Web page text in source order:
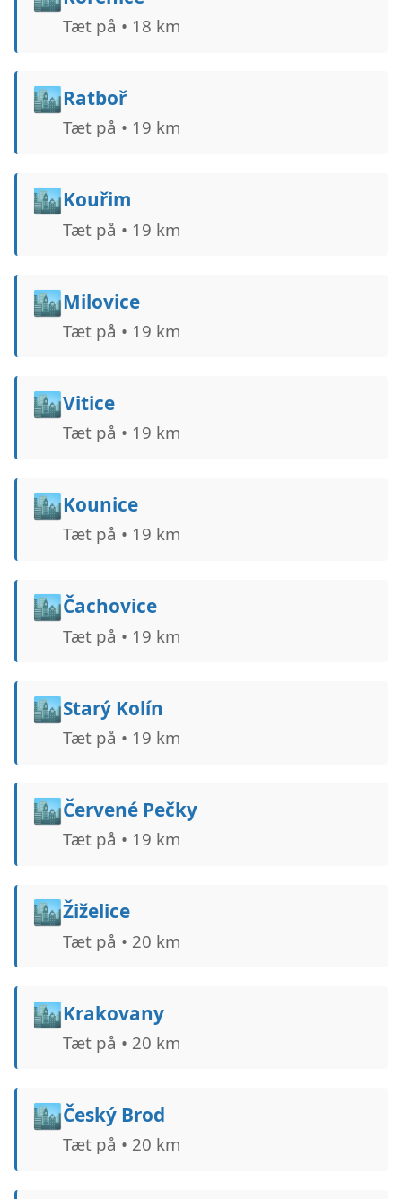
Tæt på • 18 km
🏙️Ratboř
Tæt på • 19 km
🏙️Kouřim
Tæt på • 19 km
🏙️Milovice
Tæt på • 19 km
🏙️Vitice
Tæt på • 19 km
🏙️Kounice
Tæt på • 19 km
🏙️Čachovice
Tæt på • 19 km
🏙️Starý Kolín
Tæt på • 19 km
🏙️Červené Pečky
Tæt på • 19 km
🏙️Žiželice
Tæt på • 20 km
🏙️Krakovany
Tæt på • 20 km
🏙️Český Brod
Tæt på • 20 km